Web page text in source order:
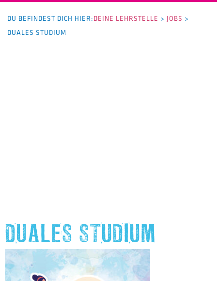
DU BEFINDEST DICH HIER:DEINE LEHRSTELLE > JOBS >
DUALES STUDIUM
DUALES STUDIUM